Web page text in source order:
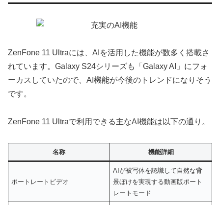
ZenFone 11 Ultraには、AIを活用した機能が数多く搭載さ
れています。Galaxy S24シリーズも「Galaxy AI」にフォ
ーカスしていたので、AI機能が今後のトレンドになりそう
です。
ZenFone 11 Ultraで利用できる主なAI機能は以下の通り。
名称 機能詳細
ポートレートビデオ
AIが被写体を認識して自然な背
景ぼけを実現する動画版ポート
レートモード